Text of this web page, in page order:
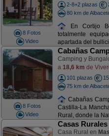
8 Fotos
Video
2-8+2 plazas
80 km de
En Cortijo
totalmente
apartada del
8 Fotos
Video
Cabañas
Camping y
a 18,6 km de
101 plazas
75 km de
Cabañas
Castilla-La
Rural, donde la
Casas
Casa Rural en